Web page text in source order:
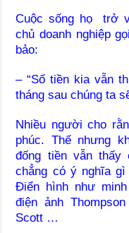
Cuộc sống họ trở
chủ doanh nghiệp
bảo:
– “Số tiền kia vẫn
tháng sau chúng ta
Nhiều người cho
phúc. Thế nhưng
đống tiền vẫn thấy
chẳng có ý nghĩa
Điển hình như
điện ảnh
Scott …